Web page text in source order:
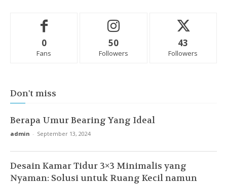
0
Fans
50
Followers
43
Followers
Don't miss
Berapa Umur Bearing Yang Ideal
admin - September 13, 2024
Desain Kamar Tidur 3×3 Minimalis yang
Nyaman: Solusi untuk Ruang Kecil namun